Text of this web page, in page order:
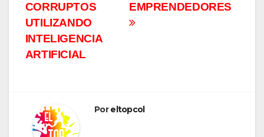
EMPRENDEDORES
CORRUPTOS
UTILIZANDO
INTELIGENCIA
ARTIFICIAL
Poreltopcol